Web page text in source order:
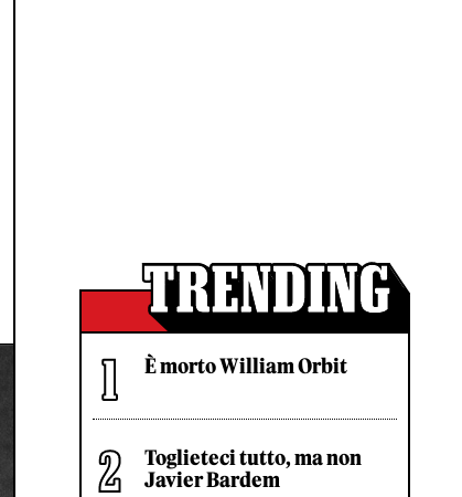
È morto William Orbit
Toglieteci tutto, ma non
Javier Bardem